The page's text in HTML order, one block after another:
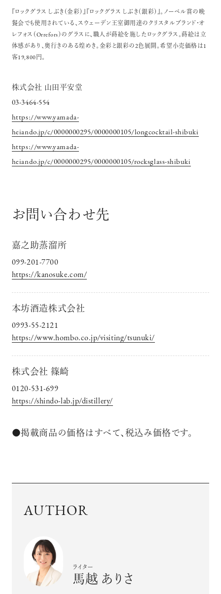
『ロックグラス しぶき（金彩）』『ロックグラス しぶき（銀彩）』。ノーベル賞の晩
餐会でも使用されている、スウェーデン王室御用達のクリスタルブランド・オ
レフォス（Orrefors）のグラスに、職人が蒔絵を施したロックグラス。蒔絵は立
体感があり、奥行きのある煌めき。金彩と銀彩の2色展開。希望小売価格は1
客19,800円。
株式会社 山田平安堂
03-3464-554
https://www.yamada-
heiando.jp/c/0000000295/0000000105/longcocktail-shibuki
https://www.yamada-
heiando.jp/c/0000000295/0000000105/rocksglass-shibuki
お問い合わせ先
嘉之助蒸溜所
099-201-7700
https://kanosuke.com/
本坊酒造株式会社
0993-55-2121
https://www.hombo.co.jp/visiting/tsunuki/
株式会社 篠崎
0120-531-699
https://shindo-lab.jp/distillery/
●掲載商品の価格はすべて、税込み価格です。
AUTHOR
ライター
馬越 ありさ